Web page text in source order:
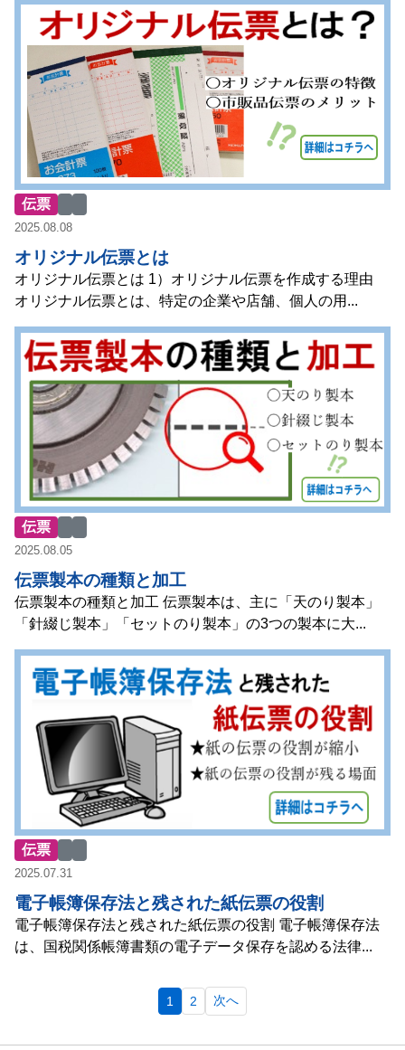
伝票
2025.08.08
オリジナル伝票とは
オリジナル伝票とは 1）オリジナル伝票を作成する理由
オリジナル伝票とは、特定の企業や店舗、個人の用...
伝票
2025.08.05
伝票製本の種類と加工
伝票製本の種類と加工 伝票製本は、主に「天のり製本」
「針綴じ製本」「セットのり製本」の3つの製本に大...
伝票
2025.07.31
電子帳簿保存法と残された紙伝票の役割
電子帳簿保存法と残された紙伝票の役割 電子帳簿保存法
は、国税関係帳簿書類の電子データ保存を認める法律...
1 2 次へ